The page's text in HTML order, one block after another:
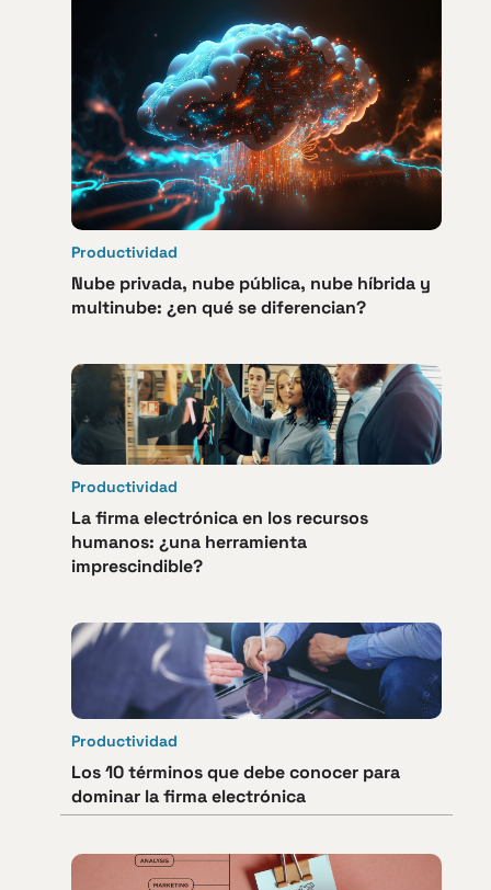
Productividad
Nube privada, nube pública, nube híbrida y
multinube: ¿en qué se diferencian?
Productividad
La firma electrónica en los recursos
humanos: ¿una herramienta
imprescindible?
Productividad
Los 10 términos que debe conocer para
dominar la firma electrónica